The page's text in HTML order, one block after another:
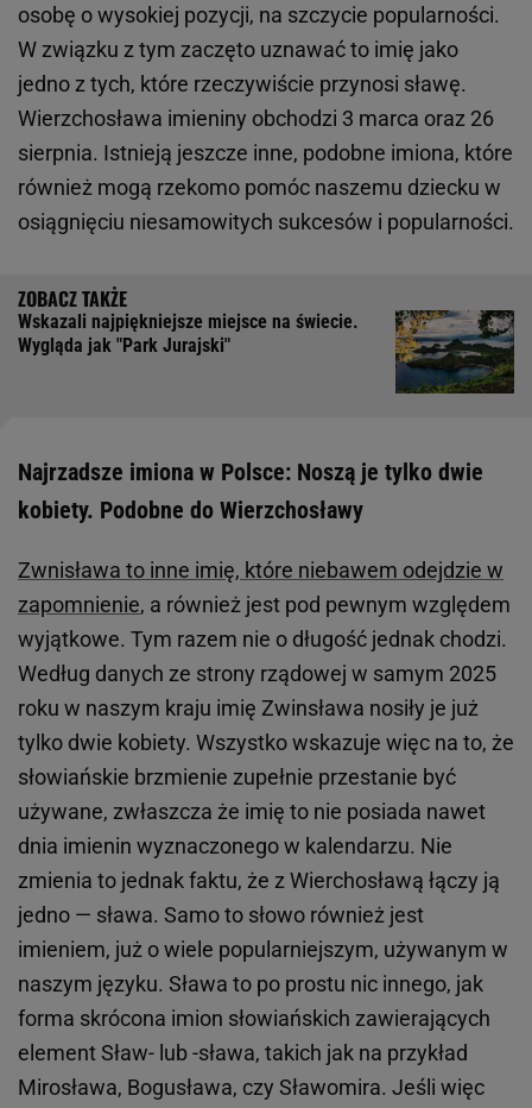
osobę o wysokiej pozycji, na szczycie popularności.
W związku z tym zaczęto uznawać to imię jako
jedno z tych, które rzeczywiście przynosi sławę.
Wierzchosława imieniny obchodzi 3 marca oraz 26
sierpnia. Istnieją jeszcze inne, podobne imiona, które
również mogą rzekomo pomóc naszemu dziecku w
osiągnięciu niesamowitych sukcesów i popularności.
Wskazali najpiękniejsze miejsce na świecie.
Wygląda jak "Park Jurajski"
Najrzadsze imiona w Polsce: Noszą je tylko dwie
kobiety. Podobne do Wierzchosławy
Zwnisława to inne imię, które niebawem odejdzie w
zapomnienie, a również jest pod pewnym względem
wyjątkowe. Tym razem nie o długość jednak chodzi.
Według danych ze strony rządowej w samym 2025
roku w naszym kraju imię Zwinsława nosiły je już
tylko dwie kobiety. Wszystko wskazuje więc na to, że
słowiańskie brzmienie zupełnie przestanie być
używane, zwłaszcza że imię to nie posiada nawet
dnia imienin wyznaczonego w kalendarzu. Nie
zmienia to jednak faktu, że z Wierchosławą łączy ją
jedno — sława. Samo to słowo również jest
imieniem, już o wiele popularniejszym, używanym w
naszym języku. Sława to po prostu nic innego, jak
forma skrócona imion słowiańskich zawierających
element Sław- lub -sława, takich jak na przykład
Mirosława, Bogusława, czy Sławomira. Jeśli więc